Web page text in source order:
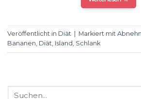
Veröffentlicht in Diät Markiert mit
Bananen Diät Island Schlank